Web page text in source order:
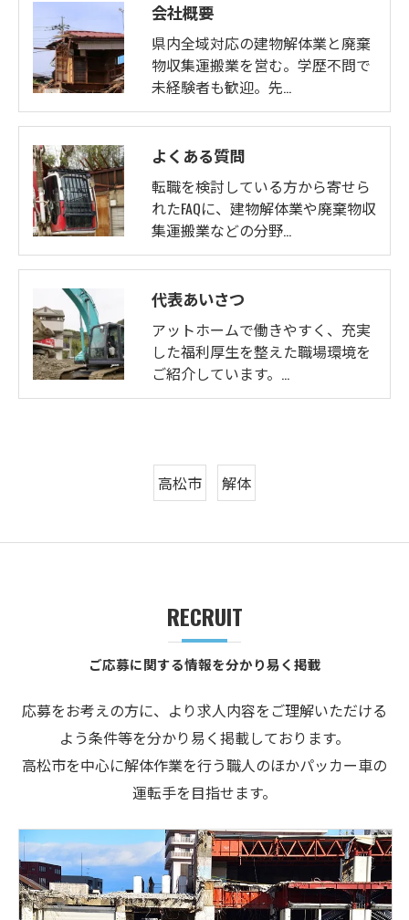
会社概要
県内全域対応の建物解体業と廃棄
物収集運搬業を営む。学歴不問で
未経験者も歓迎。先…
よくある質問
転職を検討している方から寄せら
れたFAQに、建物解体業や廃棄物収
集運搬業などの分野…
代表あいさつ
アットホームで働きやすく、充実
した福利厚生を整えた職場環境を
ご紹介しています。…
高松市 解体
ご応募に関する情報を分かり易く掲載
RECRUIT
応募をお考えの方に、より求人内容をご理解いただける
よう条件等を分かり易く掲載しております。
高松市を中心に解体作業を行う職人のほかパッカー車の
運転手を目指せます。